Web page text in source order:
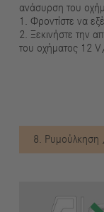
ανάσυρση του
1. Φροντίστε να
2. Ξεκινήστε την
του οχήματος 12
8.